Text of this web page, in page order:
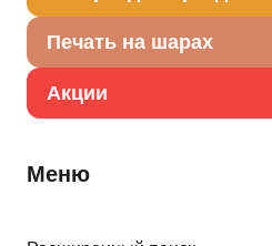
Печать на шарах
Акции
Меню
партия
274,00руб.